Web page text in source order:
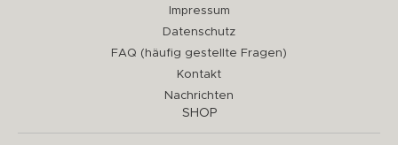
Impressum
Datenschutz
FAQ (häufig gestellte Fragen)
Kontakt
Nachrichten
SHOP